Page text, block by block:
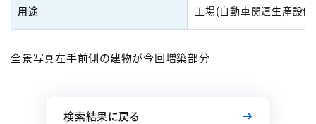
用途 工場(自動車関連生産設
全景写真左手前側の建物が今回増築部分
検索結果に戻る